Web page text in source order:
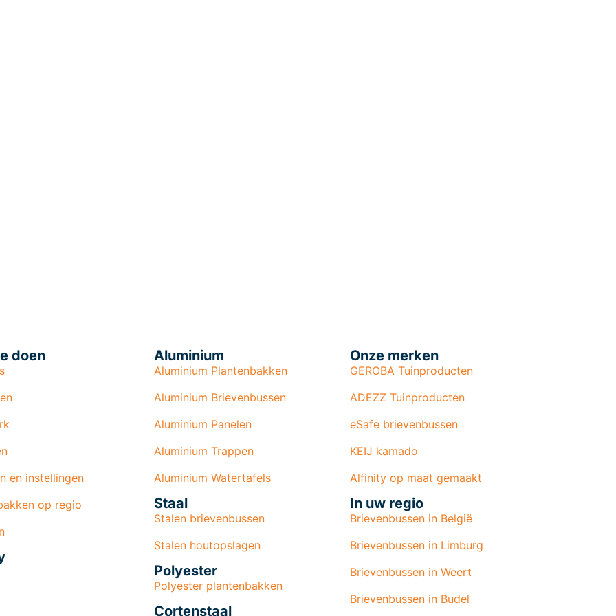
doen
en instellingen
op regio
Aluminium
Aluminium Plantenbakken
Aluminium Brievenbussen
Aluminium Panelen
Aluminium Trappen
Aluminium Watertafels
Staal
Stalen brievenbussen
Stalen houtopslagen
Polyester
Polyester plantenbakken
Cortenstaal
Onze merken
GEROBA Tuinproducten
ADEZZ Tuinproducten
eSafe brievenbussen
KEIJ kamado
Alfinity op maat gemaakt
In uw regio
Brievenbussen in België
Brievenbussen in Limburg
Brievenbussen in Weert
Brievenbussen in Budel